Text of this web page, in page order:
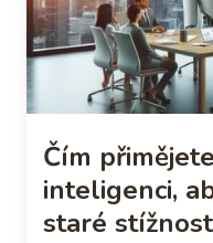
Čím
inteligenci,
staré